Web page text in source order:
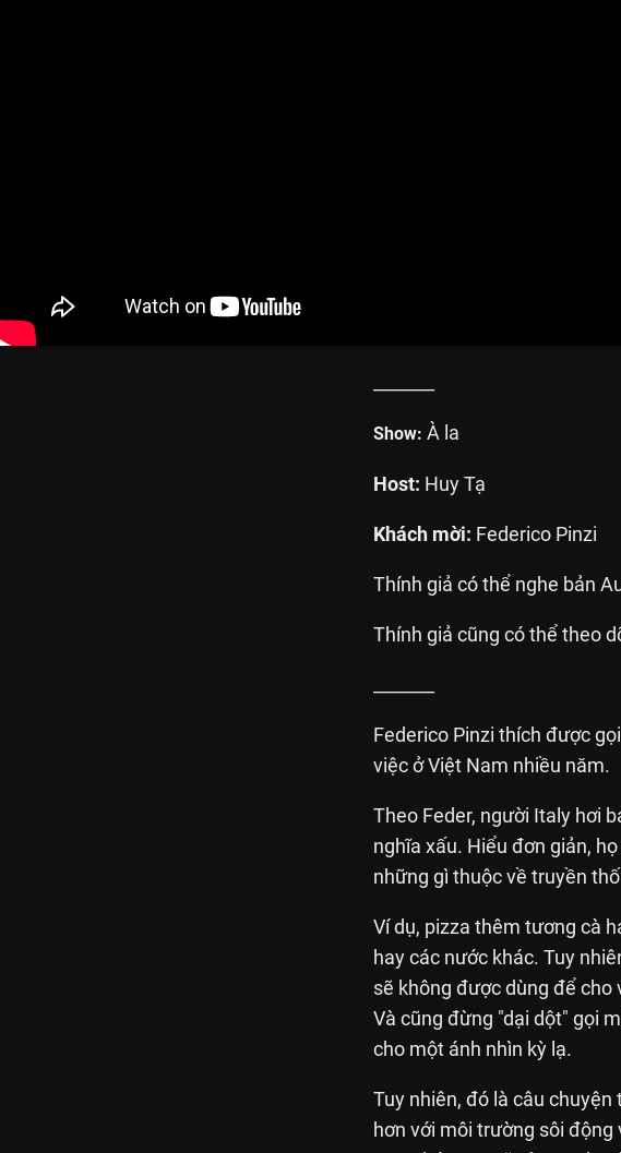
Show: À la
Host: Huy Tạ
Khách mời: Federico Pinzi
Thính giả có thể nghe bản
Thính giả cũng có thể theo
Federico Pinzi thích được
việc ở Việt Nam nhiều năm.
Theo Feder, người Italy hơi
nghĩa xấu. Hiểu đơn giản,
những gì thuộc về truyền
Ví dụ, pizza thêm tương cà
hay các nước khác. Tuy
sẽ không được dùng để cho
Và cũng đừng "dại dột" gọi
cho một ánh nhìn kỳ lạ.
Tuy nhiên, đó là câu
hơn với môi trường sôi